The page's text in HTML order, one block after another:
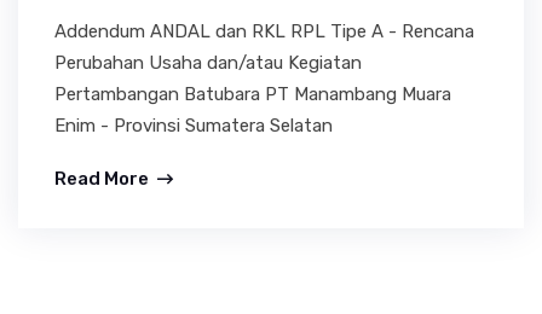
Addendum ANDAL dan RKL RPL Tipe A - Rencana
Perubahan Usaha dan/atau Kegiatan
Pertambangan Batubara PT Manambang Muara
Enim - Provinsi Sumatera Selatan
Read More